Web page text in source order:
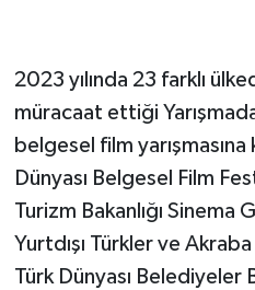
2023 yılında 23 farklı
müracaat ettiği
belgesel film
Dünyası Belgesel Film
Turizm Bakanlığı Sinema
Yurtdışı Türkler ve Akraba
Türk Dünyası Belediyeler
Eğitim
Ekonomi
Genel